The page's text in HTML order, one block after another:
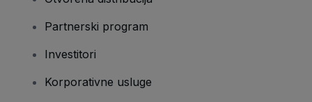
Partnerski program
Investitori
Korporativne usluge